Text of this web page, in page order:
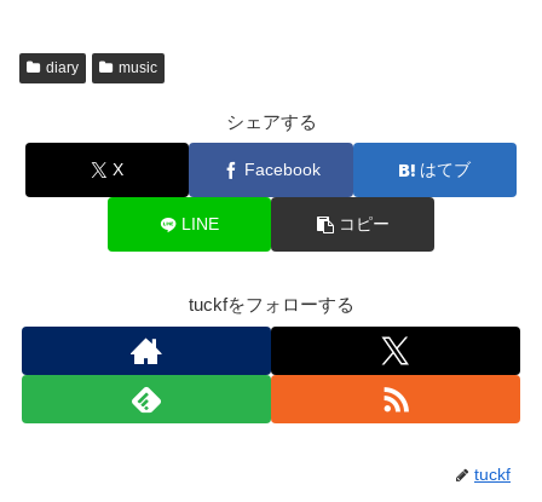
diary music
シェアする
X Facebook はてブ
LINE コピー
tuckfをフォローする
tuckf